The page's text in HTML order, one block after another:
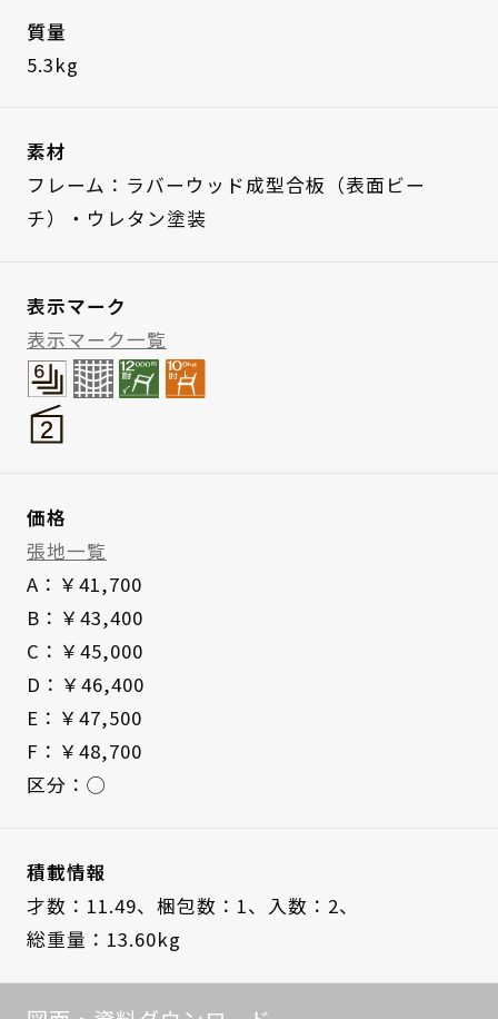
質量
5.3kg
素材
フレーム：ラバーウッド成型合板（表面ビー
チ）・ウレタン塗装
表示マーク
表示マーク一覧
価格
張地一覧
A：￥41,700
B：￥43,400
C：￥45,000
D：￥46,400
E：￥47,500
F：￥48,700
区分：◯
積載情報
才数：11.49、 梱包数：1、 入数：2、
総重量：13.60kg